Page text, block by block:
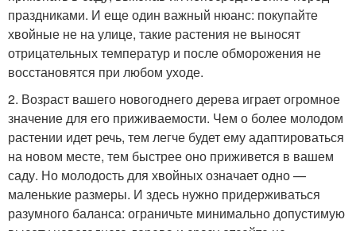
праздниками. И еще один важный нюанс: покупайте
хвойные не на улице, такие растения не выносят
отрицательных температур и после обморожения не
восстановятся при любом уходе.
2. Возраст вашего новогоднего дерева играет огромное
значение для его приживаемости. Чем о более молодом
растении идет речь, тем легче будет ему адаптироваться
на новом месте, тем быстрее оно приживется в вашем
саду. Но молодость для хвойных означает одно —
маленькие размеры. И здесь нужно придерживаться
разумного баланса: ограничьте минимально допустимую